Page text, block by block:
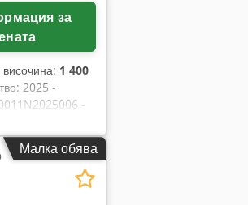
1 400
2025 -
-
1300
1
с разлика:
в
Малка обява